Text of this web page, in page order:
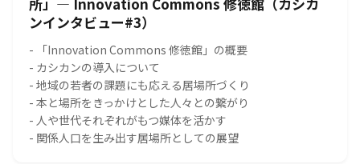
ンインタビュー#3）
- 「Innovation Commons 修徳館」の概要
- カシカンの導入について
- 地域の若者の課題にも応える居場所づくり
- 本と場所をきっかけとした人々との繋がり
- 人や世代それぞれがもつ媒体を活かす
- 関係人口を生み出す居場所としての展望